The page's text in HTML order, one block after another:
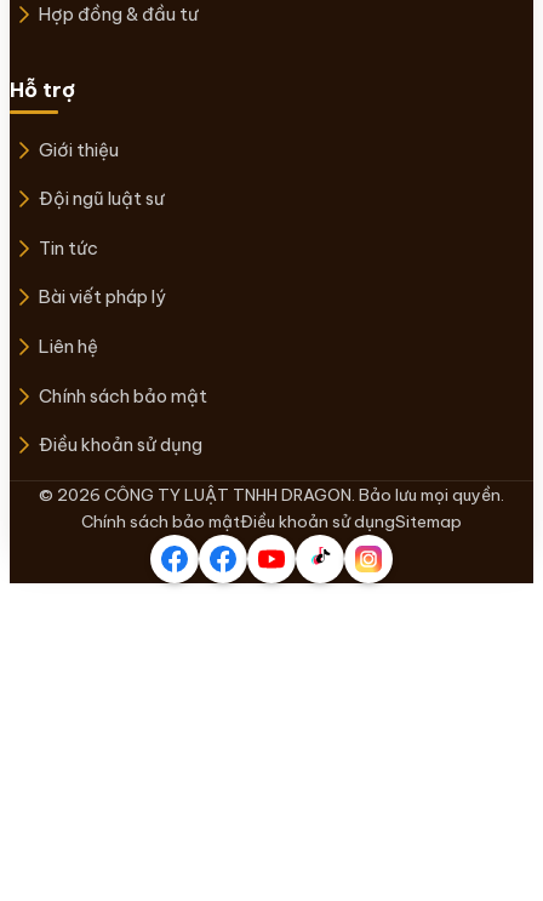
Hợp đồng & đầu tư
Hỗ trợ
Giới thiệu
Đội ngũ luật sư
Tin tức
Bài viết pháp lý
Liên hệ
Chính sách bảo mật
Điều khoản sử dụng
© 2026 CÔNG TY LUẬT TNHH DRAGON. Bảo lưu mọi quyền.
Chính sách bảo mậtĐiều khoản sử dụngSitemap